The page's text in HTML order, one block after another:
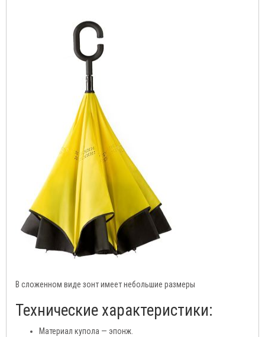
В сложенном виде зонт имеет небольшие размеры
Технические характеристики:
Материал купола — эпонж.